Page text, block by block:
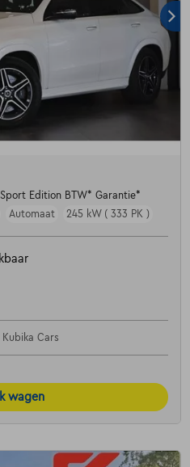
Edition BTW* Garantie*
Automaat 245 kW ( 333 PK )
Kubika Cars
wagen